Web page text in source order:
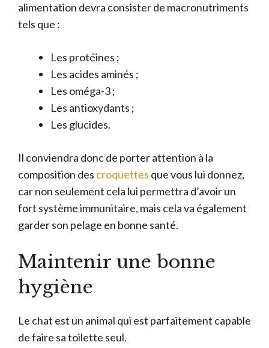
alimentation devra consister de macronutriments
tels que :
Les protéines ;
Les acides aminés ;
Les oméga-3 ;
Les antioxydants ;
Les glucides.
Il conviendra donc de porter attention à la
composition des croquettes que vous lui donnez,
car non seulement cela lui permettra d’avoir un
fort système immunitaire, mais cela va également
garder son pelage en bonne santé.
Maintenir une bonne
hygiène
Le chat est un animal qui est parfaitement capable
de faire sa toilette seul.